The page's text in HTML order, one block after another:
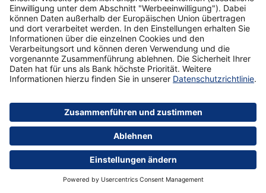
Das Wertpapierangebot der Postbank
Mehr erfahren
Was ist der Unterschied zwischen einer
Einmalanlage und einem Sparplan?
Die Geldanlage mit Fonds bietet viele Vorteile. Zum